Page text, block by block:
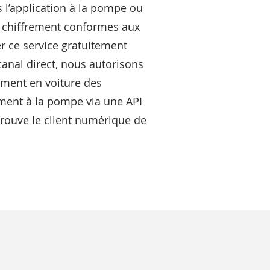
l’application à la pompe ou
conformes aux
ce service gratuitement
direct, nous autorisons
en voiture des
à la pompe via une API
le client numérique de